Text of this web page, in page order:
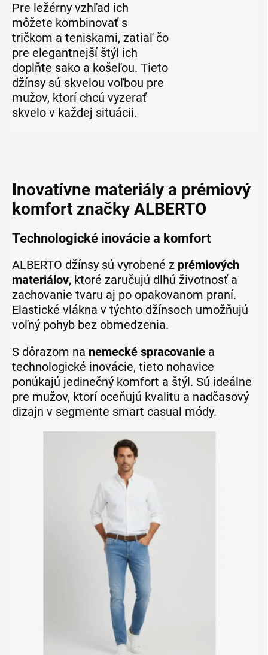
Pre ležérny vzhľad ich
môžete kombinovať s
tričkom a teniskami, zatiaľ čo
pre elegantnejší štýl ich
doplňte sako a košeľou. Tieto
džínsy sú skvelou voľbou pre
mužov, ktorí chcú vyzerať
skvelo v každej situácii.
Inovatívne materiály a prémiový
komfort značky ALBERTO
Technologické inovácie a komfort
ALBERTO džínsy sú vyrobené z prémiových
materiálov, ktoré zaručujú dlhú životnosť a
zachovanie tvaru aj po opakovanom praní.
Elastické vlákna v týchto džínsoch umožňujú
voľný pohyb bez obmedzenia.
S dôrazom na nemecké spracovanie a
technologické inovácie, tieto nohavice
ponúkajú jedinečný komfort a štýl. Sú ideálne
pre mužov, ktorí oceňujú kvalitu a nadčasový
dizajn v segmente smart casual módy.